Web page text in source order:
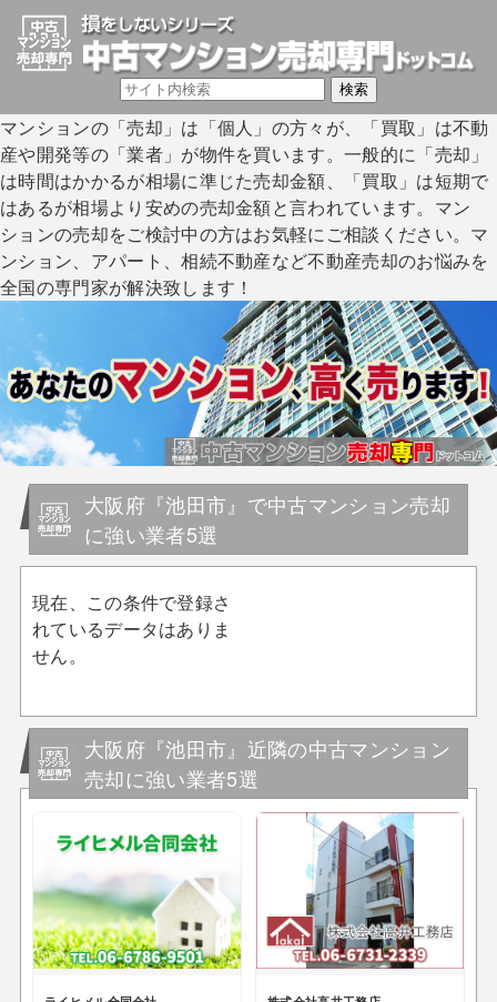
マンションの「売却」は「個人」の方々が、「買取」は不動
産や開発等の「業者」が物件を買います。一般的に「売却」
は時間はかかるが相場に準じた売却金額、「買取」は短期で
はあるが相場より安めの売却金額と言われています。マン
ションの売却をご検討中の方はお気軽にご相談ください。マ
ンション、アパート、相続不動産など不動産売却のお悩みを
全国の専門家が解決致します！
大阪府『池田市』で中古マンション売却
に強い業者5選
現在、この条件で登録さ
れているデータはありま
せん。
大阪府『池田市』近隣の中古マンション
売却に強い業者5選